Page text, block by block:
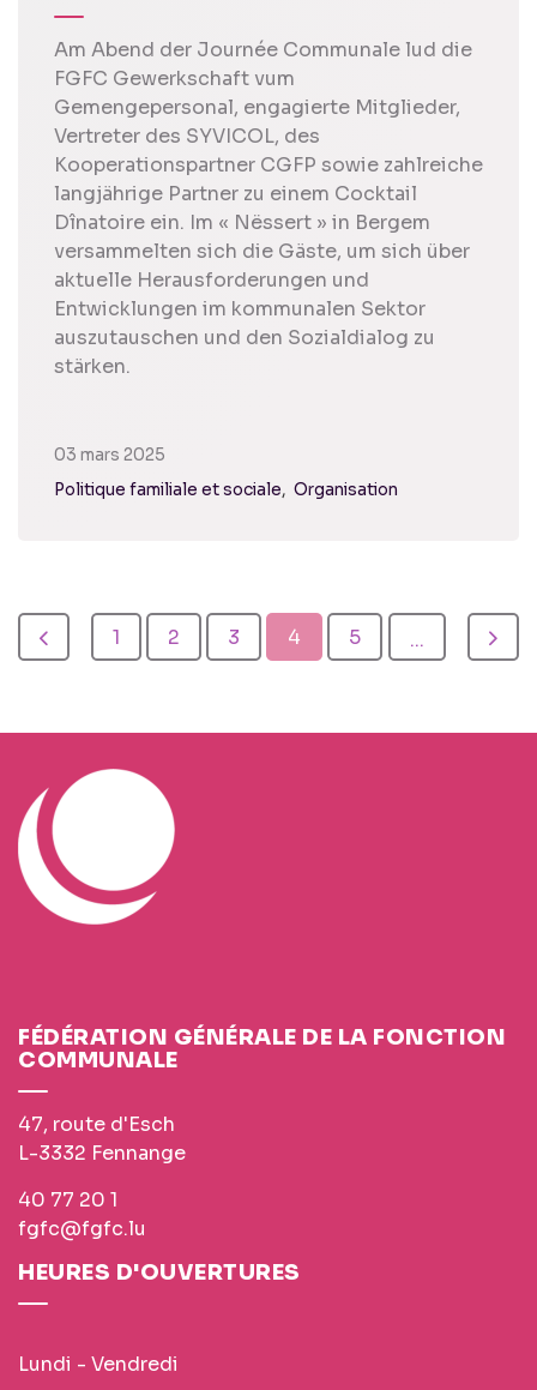
Am Abend der Journée Communale lud die
FGFC Gewerkschaft vum
Gemengepersonal, engagierte Mitglieder,
Vertreter des SYVICOL, des
Kooperationspartner CGFP sowie zahlreiche
langjährige Partner zu einem Cocktail
Dînatoire ein. Im « Nëssert » in Bergem
versammelten sich die Gäste, um sich über
aktuelle Herausforderungen und
Entwicklungen im kommunalen Sektor
auszutauschen und den Sozialdialog zu
stärken.
03 mars 2025
Politique familiale et sociale
Organisation
1 2 3 4 5 ...
FÉDÉRATION GÉNÉRALE DE LA FONCTION
COMMUNALE
47, route d'Esch
L-3332 Fennange
40 77 20 1
fgfc@fgfc.lu
HEURES D'OUVERTURES
Lundi - Vendredi